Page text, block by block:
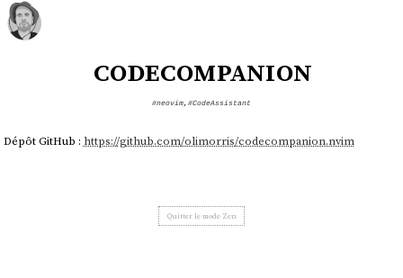
codecompanion
#neovim, #CodeAssistant
Dépôt GitHub : https://github.com/olimorris/codecompanion.nvim
Quitter le mode Zen